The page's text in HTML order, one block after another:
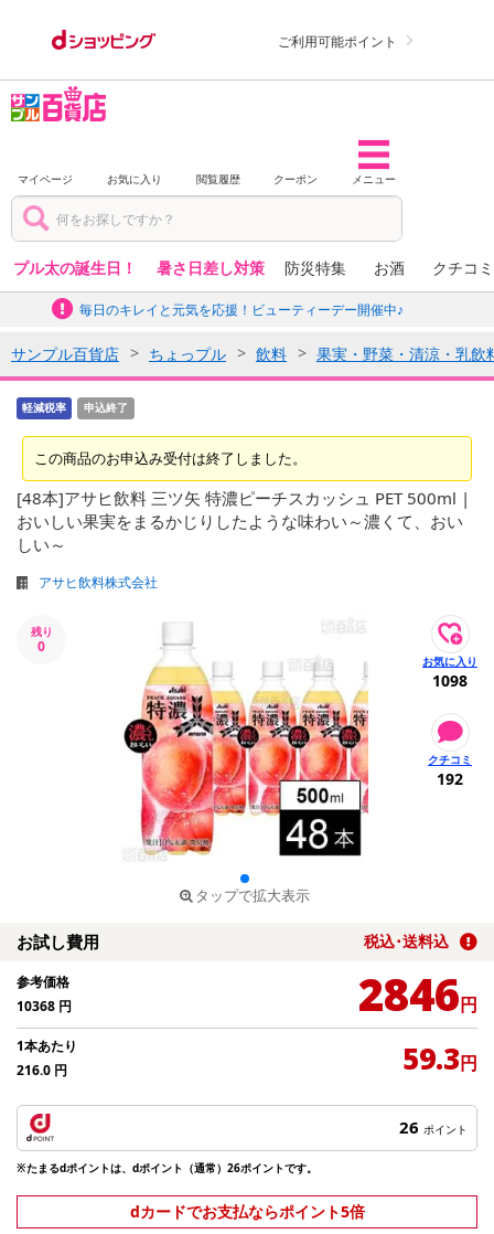
ご利用可能ポイント
マイページ お気に入り 閲覧履歴 クーポン メニュー
プル太の誕生日！ 暑さ日差し対策 防災特集 お酒 クチコ
毎日のキレイと元気を応援！ビューティーデー開催中♪
サンプル百貨店 ちょっプル 飲料 果実・野菜・清涼・乳飲
軽減税率 申込終了
この商品のお申込み受付は終了しました。
[48本]アサヒ飲料 三ツ矢 特濃ピーチスカッシュ PET 500ml |
おいしい果実をまるかじりしたような味わい～濃くて、おい
しい～
アサヒ飲料株式会社
残り
0
タップで拡大表示
1098
192
お試し費用 税込･送料込
参考価格
10368 円 2846円
1本あたり
216.0 円 59.3円
26 ポイント
※たまるdポイントは、dポイント（通常）26ポイントです。
dカードでお支払ならポイント5倍